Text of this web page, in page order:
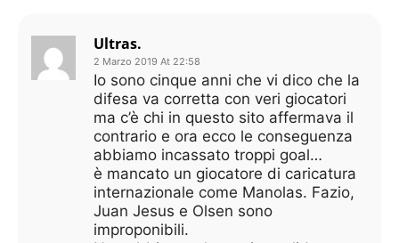
Ultras.
2 Marzo 2019 At 22:58
Io sono cinque anni che vi dico che la
difesa va corretta con veri giocatori
ma c’è chi in questo sito affermava il
contrario e ora ecco le conseguenza
abbiamo incassato troppi goal…
è mancato un giocatore di caricatura
internazionale come Manolas. Fazio,
Juan Jesus e Olsen sono
improponibili.